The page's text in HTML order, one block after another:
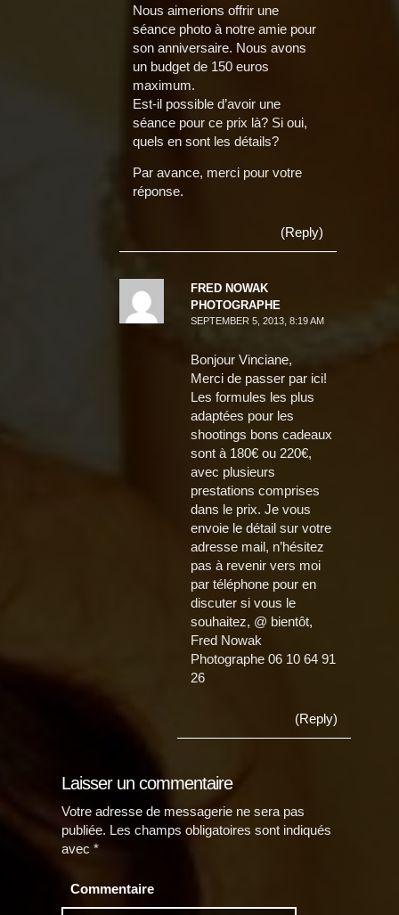
Nous aimerions offrir une
séance photo à notre amie pour
son anniversaire. Nous avons
un budget de 150 euros
maximum.
Est-il possible d’avoir une
séance pour ce prix là? Si oui,
quels en sont les détails?
Par avance, merci pour votre
réponse.
(Reply)
FRED NOWAK
PHOTOGRAPHE
SEPTEMBER 5, 2013, 8:19 AM
Bonjour Vinciane,
Merci de passer par ici!
Les formules les plus
adaptées pour les
shootings bons cadeaux
sont à 180€ ou 220€,
avec plusieurs
prestations comprises
dans le prix. Je vous
envoie le détail sur votre
adresse mail, n’hésitez
pas à revenir vers moi
par téléphone pour en
discuter si vous le
souhaitez, @ bientôt,
Fred Nowak
Photographe 06 10 64 91
26
(Reply)
Laisser un commentaire
Votre adresse de messagerie ne sera pas
publiée. Les champs obligatoires sont indiqués
avec *
Commentaire